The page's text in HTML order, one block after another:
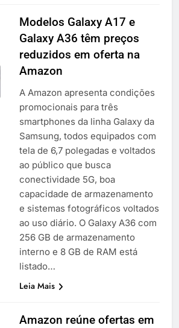
Modelos Galaxy A17 e
Galaxy A36 têm preços
reduzidos em oferta na
Amazon
A Amazon apresenta condições
promocionais para três
smartphones da linha Galaxy da
Samsung, todos equipados com
tela de 6,7 polegadas e voltados
ao público que busca
conectividade 5G, boa
capacidade de armazenamento
e sistemas fotográficos voltados
ao uso diário. O Galaxy A36 com
256 GB de armazenamento
interno e 8 GB de RAM está
listado…
Leia Mais
Amazon reúne ofertas em